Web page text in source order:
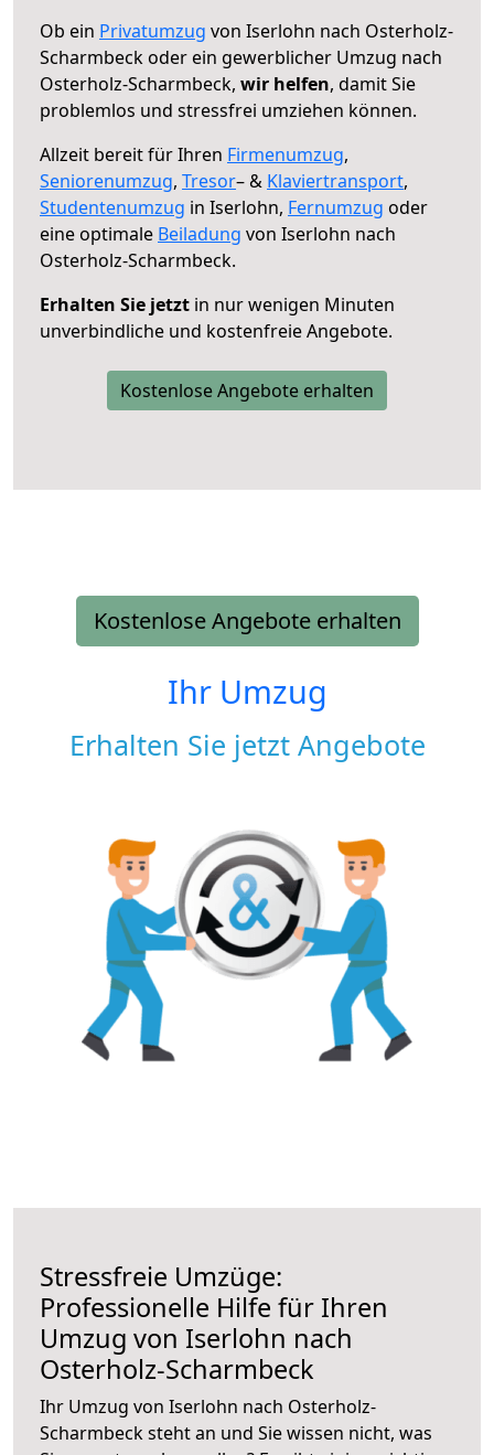
Ob ein Privatumzug von Iserlohn nach Osterholz-
Scharmbeck oder ein gewerblicher Umzug nach
Osterholz-Scharmbeck, wir helfen, damit Sie
problemlos und stressfrei umziehen können.
Allzeit bereit für Ihren Firmenumzug,
Seniorenumzug, Tresor– & Klaviertransport,
Studentenumzug in Iserlohn, Fernumzug oder
eine optimale Beiladung von Iserlohn nach
Osterholz-Scharmbeck.
Erhalten Sie jetzt in nur wenigen Minuten
unverbindliche und kostenfreie Angebote.
Kostenlose Angebote erhalten
Kostenlose Angebote erhalten
Ihr Umzug
Erhalten Sie jetzt Angebote
Stressfreie Umzüge:
Professionelle Hilfe für Ihren
Umzug von Iserlohn nach
Osterholz-Scharmbeck
Ihr Umzug von Iserlohn nach Osterholz-
Scharmbeck steht an und Sie wissen nicht, was